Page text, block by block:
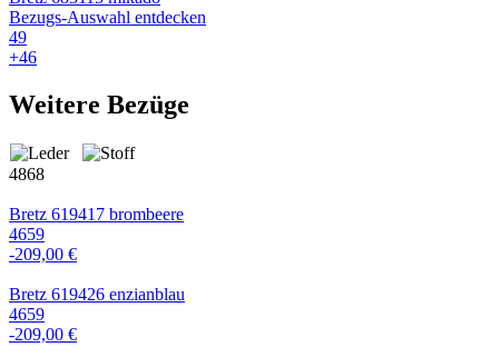
Bezugs-Auswahl entdecken
49
+46
Weitere Bezüge
4868
Bretz 619417 brombeere
4659
-209,00 €
Bretz 619426 enzianblau
4659
-209,00 €